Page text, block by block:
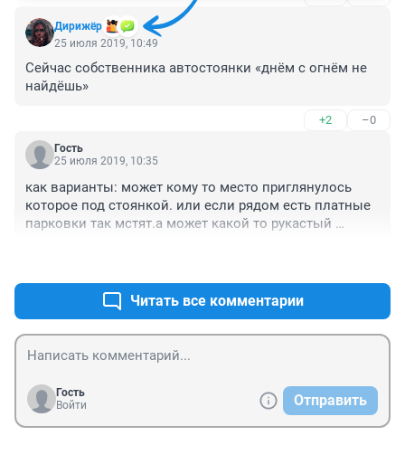
Дирижёр
25 июля 2019, 10:49
Сейчас собственника автостоянки «днём с огнём не
найдёшь»
+2 –0
Гость
25 июля 2019, 10:35
как варианты: может кому то место приглянулось
которое под стоянкой. или если рядом есть платные
парковки так мстят.а может какой то рукастый
Читать все комментарии
Гость
Войти
Отправить